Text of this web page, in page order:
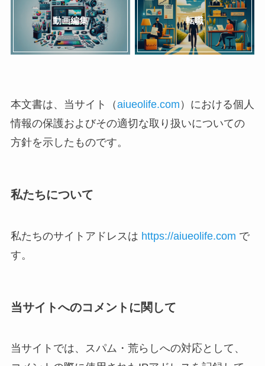
動画編集 転職
本文書は、当サイト（aiueolife.com ）における個人
情報の保護およびその適切な取り扱いについての
方針を示したものです。
私たちについて
私たちのサイトアドレスは https://aiueolife.com で
す。
当サイトへのコメントに関して
当サイトでは、スパム・荒らしへの対応として、